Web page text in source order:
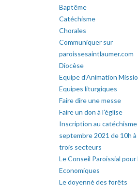
Baptême
Catéchisme
Chorales
Communiquer sur
paroissesaintlaumer.com
Diocèse
Equipe d’Animation
Equipes liturgiques
Faire dire une messe
Faire un don à l’église
Inscription au catéchisme
septembre 2021 de 10h à
trois secteurs
Le Conseil Paroissial
Economiques
Le doyenné des forêts